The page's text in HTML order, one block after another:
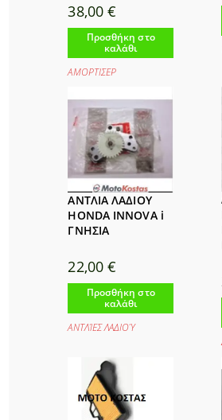
38,00€
Προσθήκη στο
καλάθι
ΑΜΟΡΤΙΣΕΡ
ΑΝΤΛΙΑ ΛΑΔΙΟΥ
HONDA INNOVA i
ΓΝΗΣΙΑ
22,00€
Προσθήκη στο
καλάθι
ΑΝΤΛΊΕΣ ΛΑΔΙΟΎ